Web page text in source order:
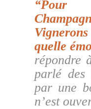
quelle
répondre
parlé des
par une
n’est